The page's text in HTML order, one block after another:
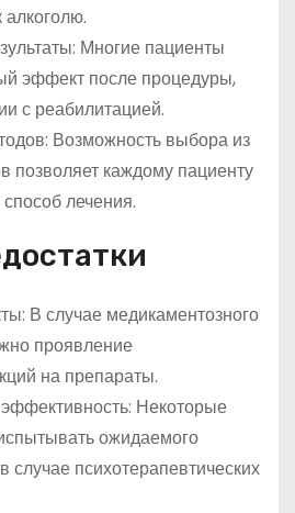
алкоголю.
Многие пациенты
эффект после процедуры,
с реабилитацией.
Возможность выбора из
позволяет каждому пациенту
лечения.
В случае медикаментозного
проявление
на препараты.
Некоторые
ожидаемого
случае психотерапевтических